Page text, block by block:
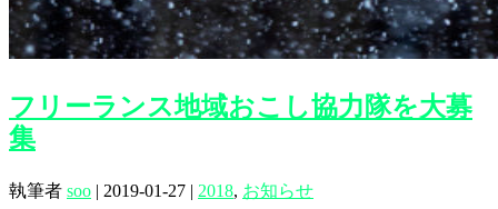
フリーランス地域おこし協力隊を大募
集
執筆者 soo | 2019-01-27 | 2018, お知らせ